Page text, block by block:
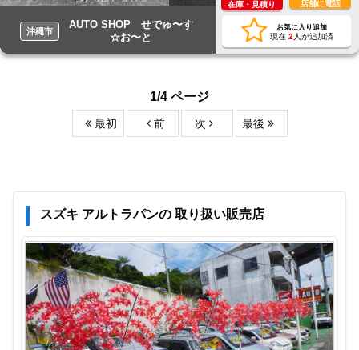
沖縄市
AUTO SHOP せでゅ〜す
☆お〜と
在庫・見積り 店舗に電話
お気に入り追加
現在 2 人が追加済
1/4 ページ
最初 前 次 最後
スズキ アルトラパンの 取り扱い販売店